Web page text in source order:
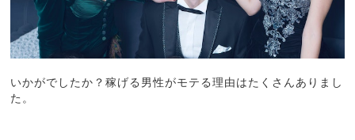
いかがでしたか？稼げる男性がモテる理由はたくさんありまし
た。